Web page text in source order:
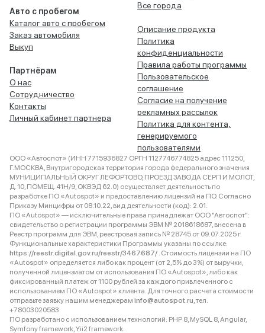
Авто с пробегом
Каталог авто с пробегом
Заказ автомобиля
Выкуп
Партнёрам
О нас
Сотрудничество
Контакты
Личный кабинет партнера
Все города
Описание продукта
Политика
конфиденциальности
Правила работы программы
Пользовательское
соглашение
Согласие на получение
рекламных рассылок
Политика для контента,
генерируемого
пользователями
ООО «Автоспот» (ИНН 7715936827 ОРГН 1127746774825 адрес 111250,
Г.МОСКВА, Внутригородская территория города федерального значения
МУНИЦИПАЛЬНЫЙ ОКРУГ ЛЕФОРТОВО, ПРОЕЗД ЗАВОДА СЕРП И МОЛОТ,
Д. 10, ПОМЕЩ. 41Н/9, ОКВЭД 62.0) осуществляет деятельность по
разработке ПО «Autospot» и предоставлению лицензий на ПО. Согласно
Приказу Минцифры от 08.10.22, вид деятельности (код): 2.01.
ПО «Autospot» — исключительные права принадлежат ООО "Автоспот":
свидетельство о регистрации программы ЭВМ № 2018618687, внесена в
Реестр программ для ЭВМ, реестровая запись № 28745 от 09.07.2025 г.
Функциональные характеристики Программы указаны по ссылке:
https://reestr.digital.gov.ru/reestr/3467687/ . Стоимость лицензии на ПО
«Autospot» определяется либо как процент (от 2,5% до 3%) от выручки,
полученной лицензиатом от использования ПО «Autospot», либо как
фиксированный платеж от 1100 рублей за каждого привлеченного с
использованием ПО «Autospot» клиента. Для точного расчета стоимости
отправьте заявку нашим менеджерам info@autospot.ru, тел.
+78003020583
ПО разработано с использованием технологий: PHP 8, MySQL 8, Angular,
Symfony framework, Yii2 framework.